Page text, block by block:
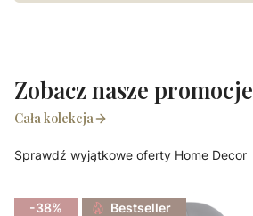
Zobacz nasze promocje
Cała kolekcja
Sprawdź wyjątkowe oferty Home Decor
-38% Bestseller